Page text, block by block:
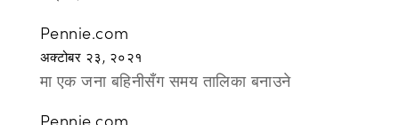
Pennie.com
अक्टोबर २३, २०२१
मा एक जना बहिनीसँग समय तालिका बनाउने
Pennie.com